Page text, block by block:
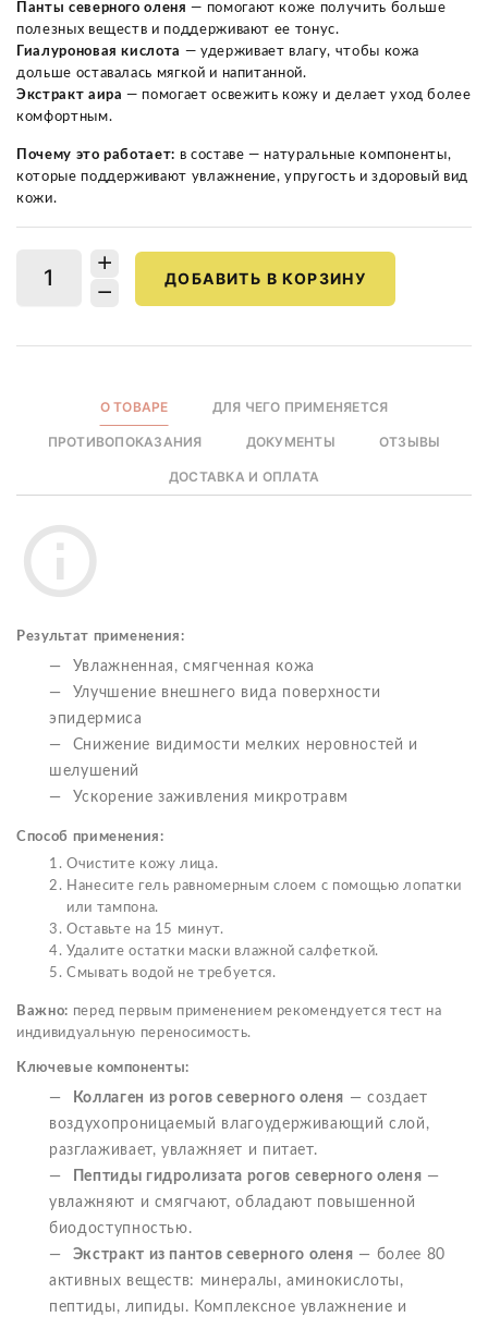
Панты северного оленя — помогают коже получить больше
полезных веществ и поддерживают ее тонус.
Гиалуроновая кислота — удерживает влагу, чтобы кожа
дольше оставалась мягкой и напитанной.
Экстракт аира — помогает освежить кожу и делает уход более
комфортным.
Почему это работает: в составе — натуральные компоненты,
которые поддерживают увлажнение, упругость и здоровый вид
кожи.
ДОБАВИТЬ В КОРЗИНУ
О ТОВАРЕ ДЛЯ ЧЕГО ПРИМЕНЯЕТСЯ
ПРОТИВОПОКАЗАНИЯ ДОКУМЕНТЫ ОТЗЫВЫ
ДОСТАВКА И ОПЛАТА
Результат применения:
Увлажненная, смягченная кожа
Улучшение внешнего вида поверхности
эпидермиса
Снижение видимости мелких неровностей и
шелушений
Ускорение заживления микротравм
Способ применения:
Очистите кожу лица.
Нанесите гель равномерным слоем с помощью лопатки
или тампона.
Оставьте на 15 минут.
Удалите остатки маски влажной салфеткой.
Смывать водой не требуется.
Важно: перед первым применением рекомендуется тест на
индивидуальную переносимость.
Ключевые компоненты:
Коллаген из рогов северного оленя — создает
воздухопроницаемый влагоудерживающий слой,
разглаживает, увлажняет и питает.
Пептиды гидролизата рогов северного оленя —
увлажняют и смягчают, обладают повышенной
биодоступностью.
Экстракт из пантов северного оленя — более 80
активных веществ: минералы, аминокислоты,
пептиды, липиды. Комплексное увлажнение и